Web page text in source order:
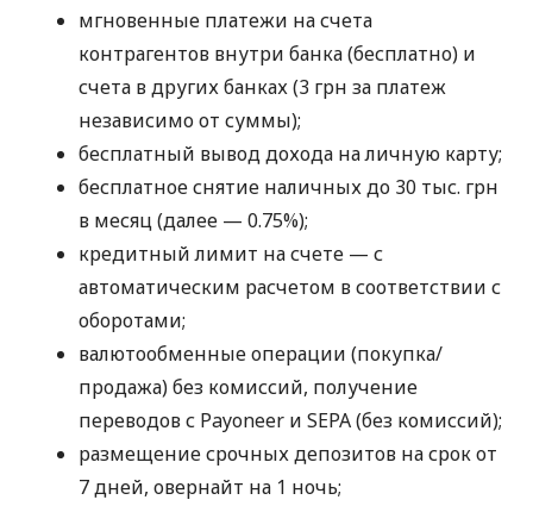
мгновенные платежи на счета
контрагентов внутри банка (бесплатно) и
счета в других банках (3 грн за платеж
независимо от суммы);
бесплатный вывод дохода на личную карту;
бесплатное снятие наличных до 30 тыс. грн
в месяц (далее — 0.75%);
кредитный лимит на счете — с
автоматическим расчетом в соответствии с
оборотами;
валютообменные операции (покупка/
продажа) без комиссий, получение
переводов с Payoneer и SEPA (без комиссий);
размещение срочных депозитов на срок от
7 дней, овернайт на 1 ночь;